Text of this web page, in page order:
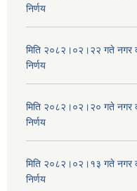
निर्णय
मिति २०८२।०२।२२ गते नगर
निर्णय
मिति २०८२।०२।२० गते नगर
निर्णय
मिति २०८२।०२।१३ गते नगर
निर्णय